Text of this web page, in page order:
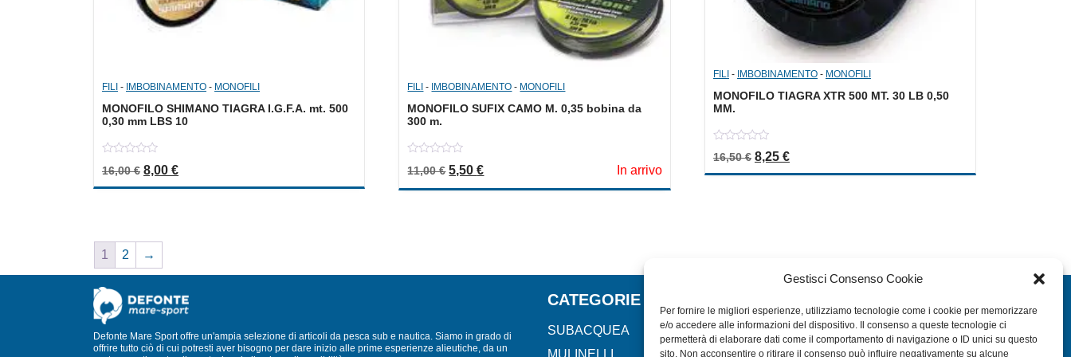
Gestisci Consenso Cookie
Per fornire le migliori esperienze, utilizziamo tecnologie come i cookie per memorizzare
e/o accedere alle informazioni del dispositivo. Il consenso a queste tecnologie ci
permetterà di elaborare dati come il comportamento di navigazione o ID unici su questo
sito. Non acconsentire o ritirare il consenso può influire negativamente su alcune
FILI - IMBOBINAMENTO - MONOFILI
MONOFILO SHIMANO TIAGRA I.G.F.A. mt. 500
0,30 mm LBS 10
out
16,00€ Il prezzo originale era: 16,00 €.
8,00 €Il prezzo attuale è: 8,00 €.
FILI - IMBOBINAMENTO - MONOFILI
MONOFILO SUFIX CAMO M. 0,35 bobina da
300 m.
out
5
11,00€ Il prezzo originale era: 11,00 €.
5,50€Il prezzo attuale è: 5,50 €.In arrivo
FILI- IMBOBINAMENTO- MONOFILI
MONOFILO TIAGRA XTR 500 MT. 30 LB 0,50
MM.
out
of
16,50€ Il prezzo originale era: 16,50 €.
8,25 €Il prezzo attuale è: 8,25 €.
1 2 →
Defonte Mare Sport offre un'ampia selezione di articoli da pesca sub e nautica. Siamo in grado di
offrire tutto ciò di cui potresti aver bisogno per dare inizio alle prime esperienze alieutiche, da un
CATEGORIE
SUBACQUEA
HOME